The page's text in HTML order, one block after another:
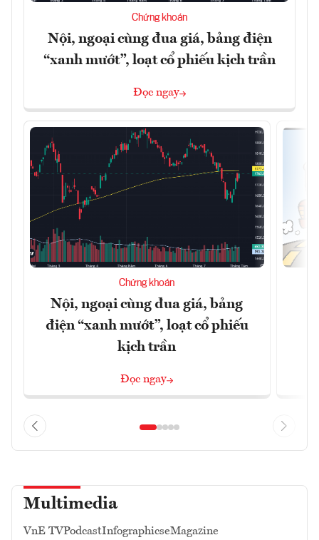
Chứng khoán
Nội, ngoại cùng đua giá, bảng điện
“xanh mướt”, loạt cổ phiếu kịch trần
Đọc ngay
Chứng khoán
Nội, ngoại cùng đua giá, bảng
điện “xanh mướt”, loạt cổ phiếu
kịch trần
Đọc ngay
Multimedia
VnE TVPodcastInfographicseMagazine